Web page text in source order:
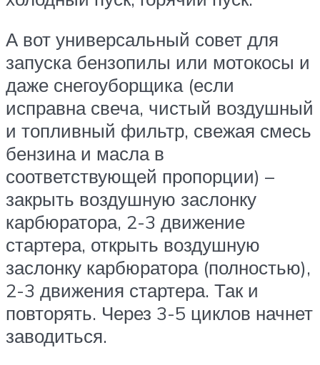
А вот универсальный совет для
запуска бензопилы или мотокосы и
даже снегоуборщика (если
исправна свеча, чистый воздушный
и топливный фильтр, свежая смесь
бензина и масла в
соответствующей пропорции) –
закрыть воздушную заслонку
карбюратора, 2-3 движение
стартера, открыть воздушную
заслонку карбюратора (полностью),
2-3 движения стартера. Так и
повторять. Через 3-5 циклов начнет
заводиться.